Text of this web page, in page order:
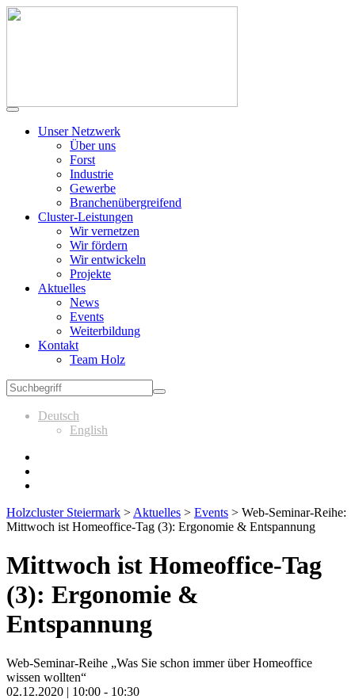
Unser Netzwerk
Über uns
Forst
Industrie
Gewerbe
Branchenübergreifend
Cluster-Leistungen
Wir vernetzen
Wir fördern
Wir entwickeln
Projekte
Aktuelles
News
Events
Weiterbildung
Kontakt
Team Holz
Deutsch
English
Holzcluster Steiermark > Aktuelles > Events > Web-Seminar-Reihe:
Mittwoch ist Homeoffice-Tag (3): Ergonomie & Entspannung
Mittwoch ist Homeoffice-Tag
(3): Ergonomie &
Entspannung
Web-Seminar-Reihe „Was Sie schon immer über Homeoffice
wissen wollten“
02.12.2020 | 10:00 - 10:30